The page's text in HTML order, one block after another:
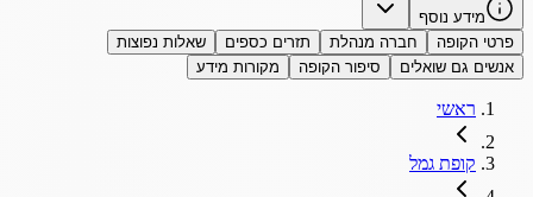
מידע נוסף
פרטי הקופה
חברה מנהלת תזרים כספים
שאלות נפוצות
אנשים גם שואלים
סיפור הקופה מקורות מידע
ראשי
קופת גמל